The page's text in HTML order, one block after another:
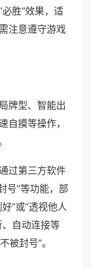
胜”效果，适
注意遵守游戏
牌型、智能出
自摸等操作，
过第三方软件
号”等功能，部
”或“透视他人
自动连接等
被封号”。